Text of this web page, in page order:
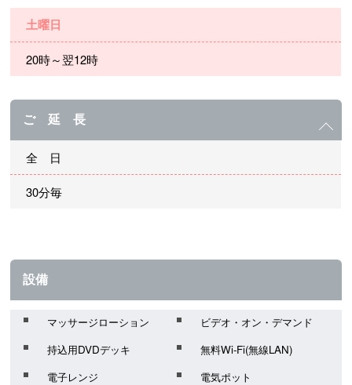
土曜日
20時～翌12時
ご 延 長
全 日
30分毎
設備
マッサージローション
ビデオ・オン・デマンド
持込用DVDデッキ
無料Wi-Fi(無線LAN)
電子レンジ
電気ポット